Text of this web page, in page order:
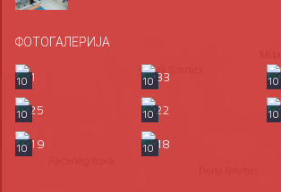
ФОТОГАЛЕРИЈА
10 10
10
10
10
10
10
10